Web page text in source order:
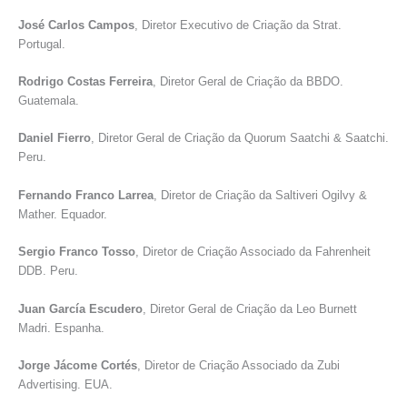
José Carlos Campos , Diretor Executivo de Criação da Strat.
Portugal.
Rodrigo Costas Ferreira , Diretor Geral de Criação da BBDO.
Guatemala.
Daniel Fierro, Diretor Geral de Criação da Quorum Saatchi & Saatchi.
Peru.
Fernando Franco Larrea , Diretor de Criação da Saltiveri Ogilvy &
Mather. Equador.
Sergio Franco Tosso, Diretor de Criação Associado da Fahrenheit
DDB. Peru.
Juan García Escudero , Diretor Geral de Criação da Leo Burnett
Madri. Espanha.
Jorge Jácome Cortés, Diretor de Criação Associado da Zubi
Advertising. EUA.